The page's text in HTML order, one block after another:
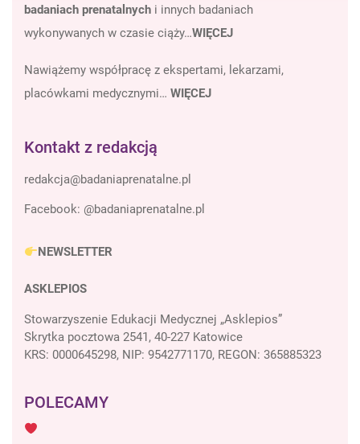
badaniach prenatalnych i innych badaniach
wykonywanych w czasie ciąży…WIĘCEJ
Nawiążemy współpracę z ekspertami, lekarzami,
placówkami medycznymi… WIĘCEJ
Kontakt z redakcją
Facebook: @badaniaprenatalne.pl
NEWSLETTER
ASKLEPIOS
Stowarzyszenie Edukacji Medycznej „Asklepios”
Skrytka pocztowa 2541, 40-227 Katowice
KRS: 0000645298, NIP: 9542771170, REGON: 365885323
POLECAMY